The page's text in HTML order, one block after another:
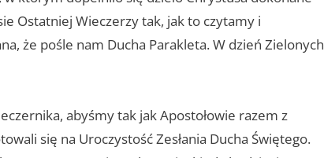
Ostatniej Wieczerzy tak, jak to czytamy i
że pośle nam Ducha Parakleta. W dzień Zielonych
abyśmy tak jak Apostołowie razem z
się na Uroczystość Zesłania Ducha Świętego.